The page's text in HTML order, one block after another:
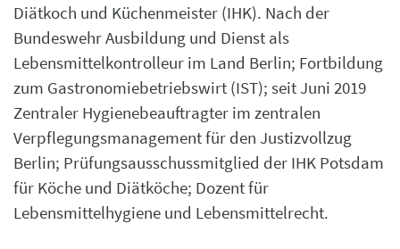
Diätkoch und Küchenmeister (IHK). Nach der
Bundeswehr Ausbildung und Dienst als
Lebensmittelkontrolleur im Land Berlin; Fortbildung
zum Gastronomiebetriebswirt (IST); seit Juni 2019
Zentraler Hygienebeauftragter im zentralen
Verpflegungsmanagement für den Justizvollzug
Berlin; Prüfungsausschussmitglied der IHK Potsdam
für Köche und Diätköche; Dozent für
Lebensmittelhygiene und Lebensmittelrecht.